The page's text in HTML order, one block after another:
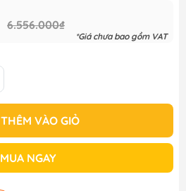
6.556.000₫
*Giá chưa bao gồm VAT
THÊM VÀO GIỎ
MUA NGAY